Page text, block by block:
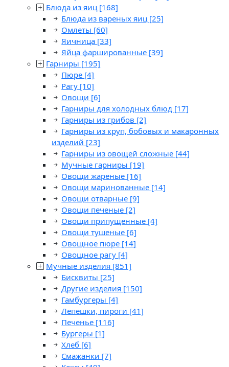
Блюда из яиц [168]
Блюда из вареных яиц [25]
Омлеты [60]
Яичница [33]
Яйца фаршированные [39]
Гарниры [195]
Пюре [4]
Рагу [10]
Овощи [6]
Гарниры для холодных блюд [17]
Гарниры из грибов [2]
Гарниры из круп, бобовых и макаронных
изделий [23]
Гарниры из овощей сложные [44]
Мучные гарниры [19]
Овощи жареные [16]
Овощи маринованные [14]
Овощи отварные [9]
Овощи печеные [2]
Овощи припущенные [4]
Овощи тушеные [6]
Овощное пюре [14]
Овощное рагу [4]
Мучные изделия [851]
Бисквиты [25]
Другие изделия [150]
Гамбургеры [4]
Лепешки, пироги [41]
Печенье [116]
Бургеры [1]
Хлеб [6]
Смажанки [7]